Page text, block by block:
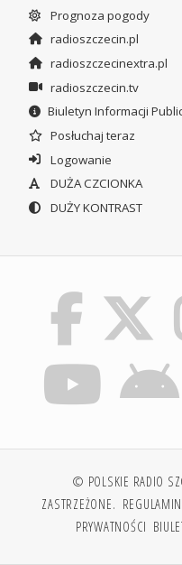
Prognoza pogody
radioszczecin.pl
radioszczecinextra.pl
radioszczecin.tv
Biuletyn Informacji
Posłuchaj teraz
Logowanie
DUŻA CZCIONKA
DUŻY KONTRAST
© POLSKIE RADIO
ZASTRZEŻONE.
PRYWATNOŚCI